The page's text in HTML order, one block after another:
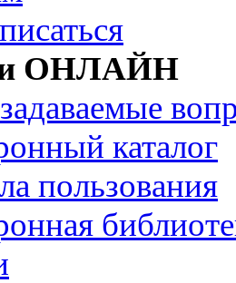
ОНЛАЙН
каталог
пользования